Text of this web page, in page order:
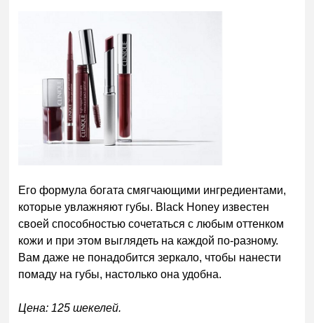
Его формула богата смягчающими ингредиентами,
которые увлажняют губы. Black Honey известен
своей способностью сочетаться с любым оттенком
кожи и при этом выглядеть на каждой по-разному.
Вам даже не понадобится зеркало, чтобы нанести
помаду на губы, настолько она удобна.
Цена: 125 шекелей.